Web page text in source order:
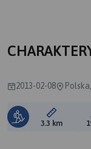
2013-02-08
Długość
3.3 km